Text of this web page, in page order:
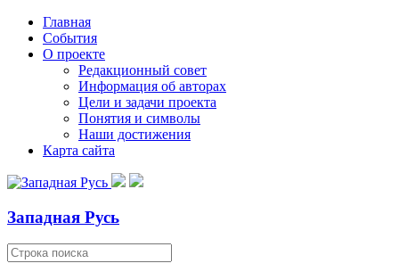
Главная
События
О проекте
Редакционный совет
Информация об авторах
Цели и задачи проекта
Понятия и символы
Наши достижения
Карта сайта
Западная Русь